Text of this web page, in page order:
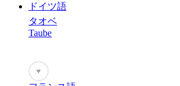
ドイツ語
タオベ
Taube
♥